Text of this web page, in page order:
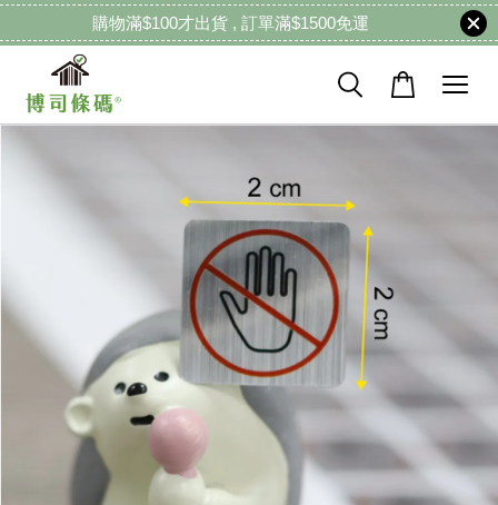
購物滿$100才出貨 , 訂單滿$1500免運